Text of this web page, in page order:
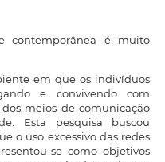
contemporânea é muito
em que os indivíduos
e convivendo com
meios de comunicação
Esta pesquisa buscou
o uso excessivo das redes
se como objetivos